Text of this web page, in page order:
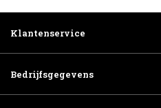
Klantenservice
Bedrijfsgegevens